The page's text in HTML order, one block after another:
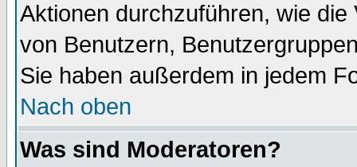
Aktionen durchzuführen, wie
von Benutzern,
Sie haben außerdem in jedem
Nach oben
Was sind Moderatoren?